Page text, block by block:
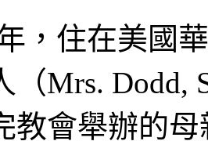
住在美國華
（Mrs. Dodd,
教會舉辦的